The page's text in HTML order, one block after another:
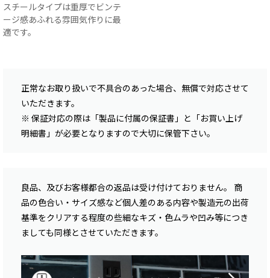
スチールタイプは重厚でビンテ
ージ感あふれる雰囲気作りに最
適です。
正常なお取り扱いで不具合のあった場合、無償で対応させて
いただきます。
※ 保証対応の際は「製品に付属の保証書」と「お買い上げ
明細書」が必要となりますので大切に保管下さい。
良品、及びお客様都合の返品は受け付けておりません。 商
品の色合い・サイズ感など個人差のある内容や製造元の出荷
基準をクリアする程度の些細なキズ・色ムラや凹み等につき
ましても同様とさせていただきます。